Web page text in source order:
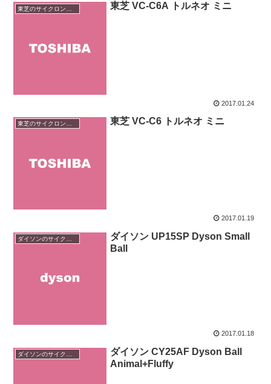
東芝 VC-C6A トルネオ ミニ
2017.01.24
東芝のサイクロン掃除機 東芝 VC-C6 トルネオ ミニ
2017.01.19
ダイソン UP15SP Dyson Small
Ball
2017.01.18
ダイソン CY25AF Dyson Ball
Animal+Fluffy